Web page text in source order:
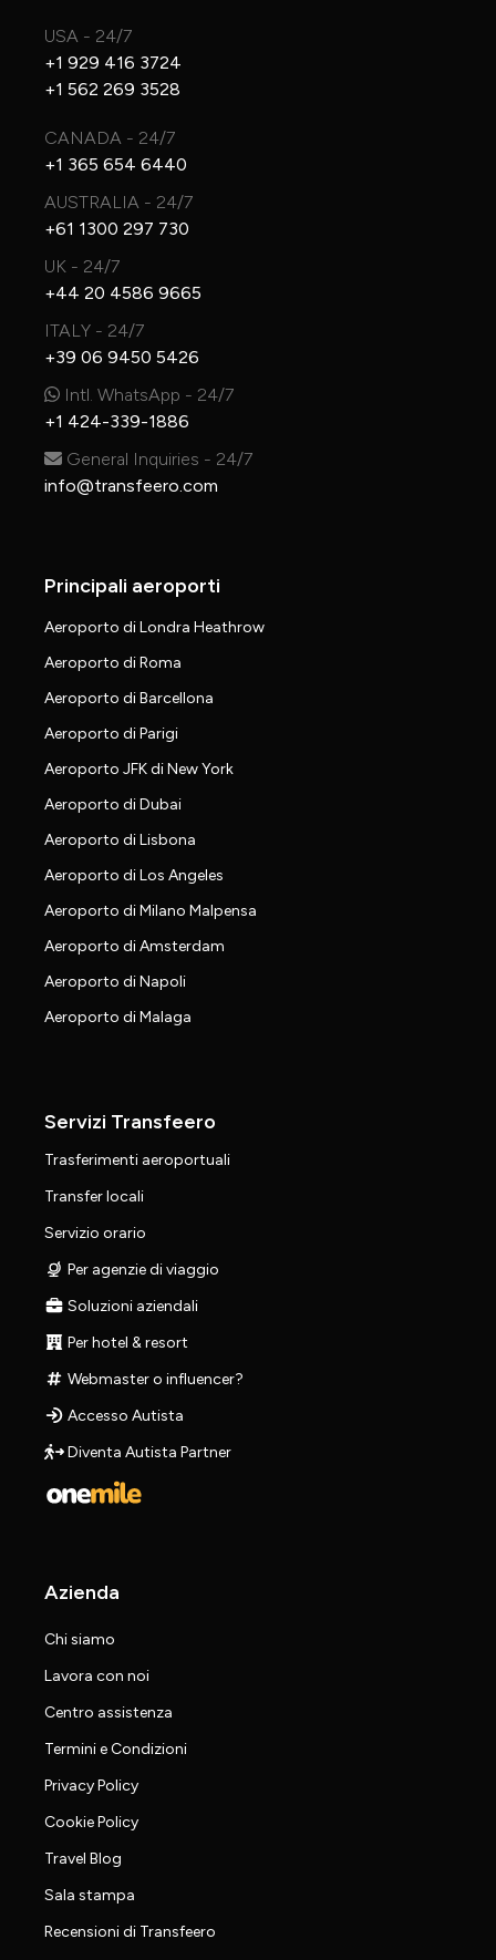
USA - 24/7
+1 929 416 3724
+1 562 269 3528
CANADA - 24/7
+1 365 654 6440
AUSTRALIA - 24/7
+61 1300 297 730
UK - 24/7
+44 20 4586 9665
ITALY - 24/7
+39 06 9450 5426
Intl. WhatsApp - 24/7
+1 424-339-1886
General Inquiries - 24/7
info@transfeero.com
Principali aeroporti
Aeroporto di Londra Heathrow
Aeroporto di Roma
Aeroporto di Barcellona
Aeroporto di Parigi
Aeroporto JFK di New York
Aeroporto di Dubai
Aeroporto di Lisbona
Aeroporto di Los Angeles
Aeroporto di Milano Malpensa
Aeroporto di Amsterdam
Aeroporto di Napoli
Aeroporto di Malaga
Servizi Transfeero
Trasferimenti aeroportuali
Transfer locali
Servizio orario
Per agenzie di viaggio
Soluzioni aziendali
Per hotel & resort
Webmaster o influencer?
Accesso Autista
Diventa Autista Partner
Azienda
Chi siamo
Lavora con noi
Centro assistenza
Termini e Condizioni
Privacy Policy
Cookie Policy
Travel Blog
Sala stampa
Recensioni di Transfeero